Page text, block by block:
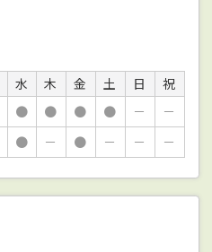
水 木 金 土 日
祝
● ● ● ● －
－
● － ● － － －